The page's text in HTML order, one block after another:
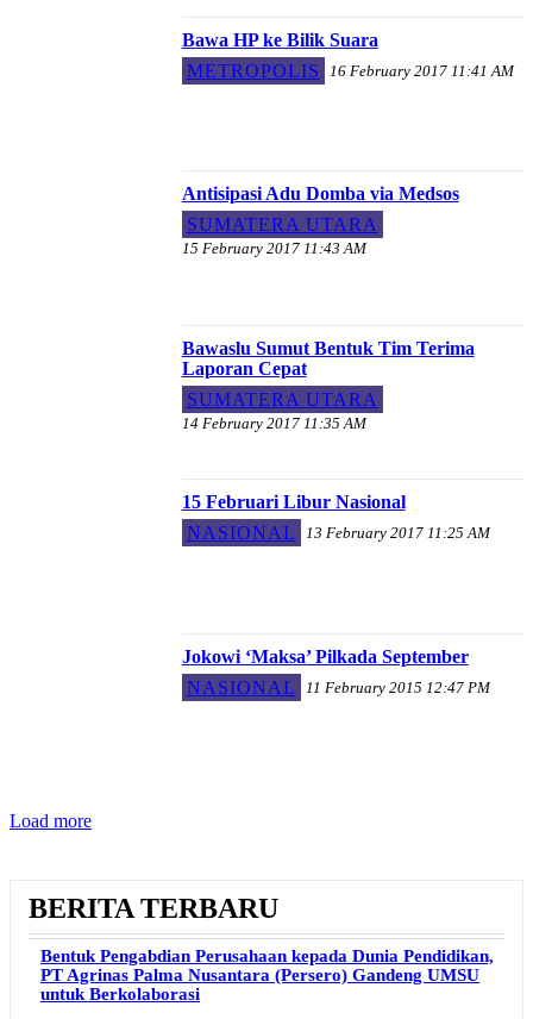
Bawa HP ke Bilik Suara
METROPOLIS
16 February 2017 11:41 AM
Antisipasi Adu Domba via Medsos
SUMATERA UTARA
15 February 2017 11:43 AM
Bawaslu Sumut Bentuk Tim Terima
Laporan Cepat
SUMATERA UTARA
14 February 2017 11:35 AM
15 Februari Libur Nasional
NASIONAL
13 February 2017 11:25 AM
Jokowi ‘Maksa’ Pilkada September
NASIONAL
11 February 2015 12:47 PM
Load more
BERITA TERBARU
Bentuk Pengabdian Perusahaan kepada Dunia Pendidikan,
PT Agrinas Palma Nusantara (Persero) Gandeng UMSU
untuk Berkolaborasi